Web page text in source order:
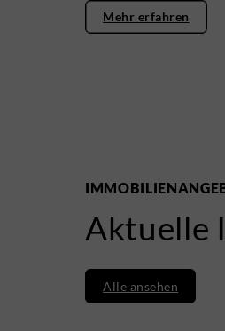
Mehr erfahren
Aktuelle
Alle ansehen